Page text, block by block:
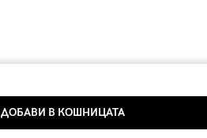
ДОБАВИ В КОШНИЦАТА